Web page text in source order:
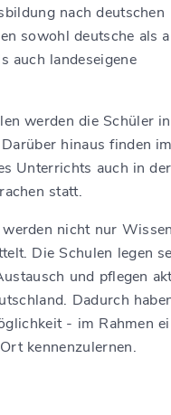
nach deutschen
sowohl deutsche als
auch landeseigene
werden die Schüler
hinaus finden
Unterrichts auch in der
statt.
nicht nur
Die Schulen legen
und pflegen
Dadurch
- im Rahmen
kennenzulernen.